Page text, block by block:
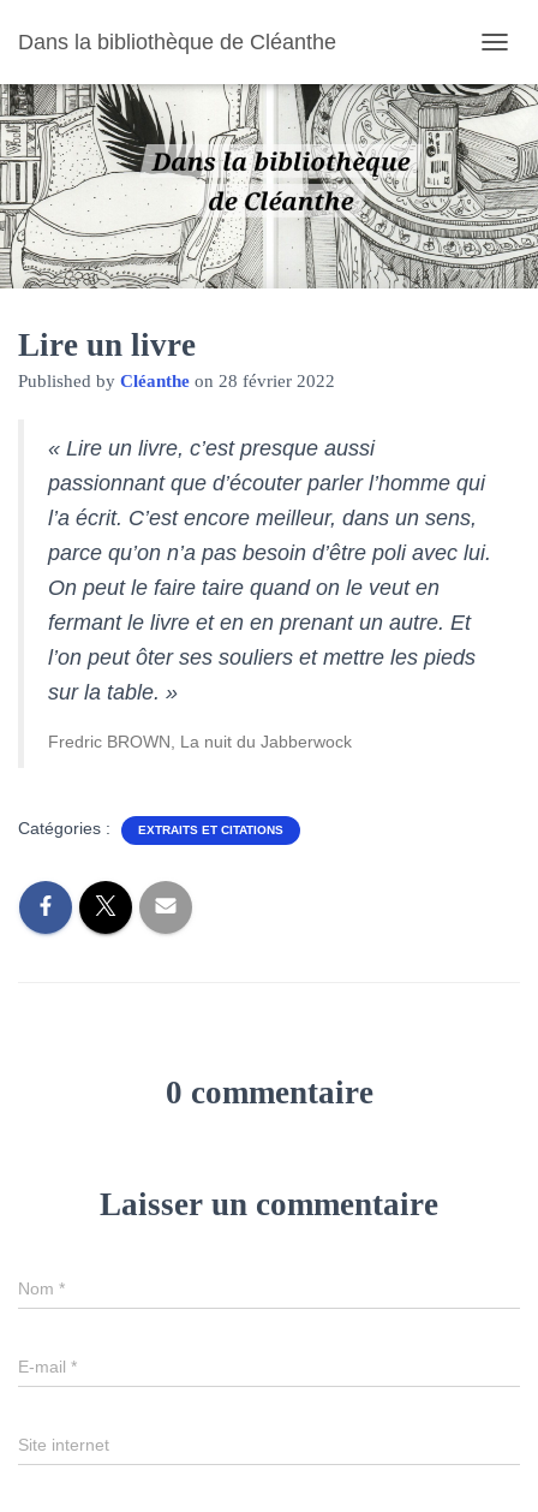
Dans la bibliothèque de Cléanthe
U
V
I
R
/
F
E
R
M
Lire un livre
Published by Cléanthe on 28 février 2022
« Lire un livre, c’est presque aussi
passionnant que d’écouter parler l’homme qui
l’a écrit. C’est encore meilleur, dans un sens,
parce qu’on n’a pas besoin d’être poli avec lui.
On peut le faire taire quand on le veut en
fermant le livre et en en prenant un autre. Et
l’on peut ôter ses souliers et mettre les pieds
sur la table. »
Fredric BROWN, La nuit du Jabberwock
Catégories : EXTRAITS ET CITATIONS
0 commentaire
Laisser un commentaire
Nom *
E-mail *
Site internet